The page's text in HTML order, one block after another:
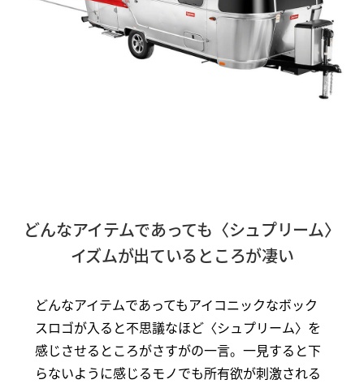
どんなアイテムであっても〈シュプリーム〉
イズムが出ているところが凄い
どんなアイテムであってもアイコニックなボック
スロゴが入ると不思議なほど〈シュプリーム〉を
感じさせるところがさすがの一言。一見すると下
らないように感じるモノでも所有欲が刺激される